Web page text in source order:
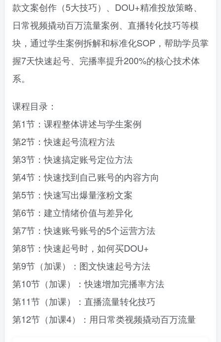
款文案创作（5大技巧）、DOU+精准投放策略、
日常视频撬动百万流量案例、直播转化技巧等模
块，通过学生案例拆解和标准化SOP，帮助学员掌
握7天快速起号、完播率提升200%的核心技术体
系。
课程目录：
第1节：课程整体讲述与学生案例
第2节：快速起号流程方法
第3节：快速搞定账号定位方法
第4节：快速找到自己账号的内容方向
第5节：快速写出爆量涨粉文案
第6节：建立情绪价值与差异化
第7节：快速账号账号的5个运营方法
第8节：快速起号时，如何买DOU+
第9节（加课）：图文快速起号方法
第10节（加课）：快速增加完播率方法
第11节（加课）：直播流量转化技巧
第12节（加课4）：用日常类视频撬动百万流量